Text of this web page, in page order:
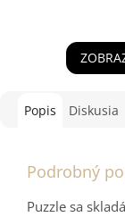
Popis Diskusia
Podrobný
Puzzle sa